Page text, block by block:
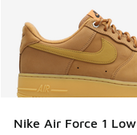
Nike Air Force 1 Low